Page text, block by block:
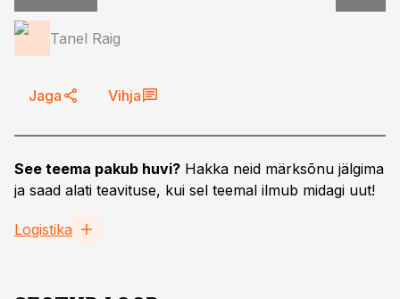
Tanel Raig
Jaga Vihja
See teema pakub huvi? Hakka neid märksõnu jälgima
ja saad alati teavituse, kui sel teemal ilmub midagi uut!
Logistika